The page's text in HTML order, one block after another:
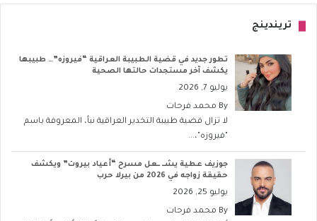
تريندينج
تطور جديد في قضية الطبيبة العراقية “فيروزه”… طبيبها
يكشف آخر مستجدات حالتها الصحية
يوليو 7, 2026
By محمد فرحات
لا تزال قضية طبيبة التخدير العراقية نبأ، المعروفة باسم
"فيروزه"،...
جوزيف عطية يشــ ــعل مسرح “أعياد بيروت” ويكشف
حقيقة زواجه في 2026 من بيرلا حرب
يوليو 25, 2026
By محمد فرحات